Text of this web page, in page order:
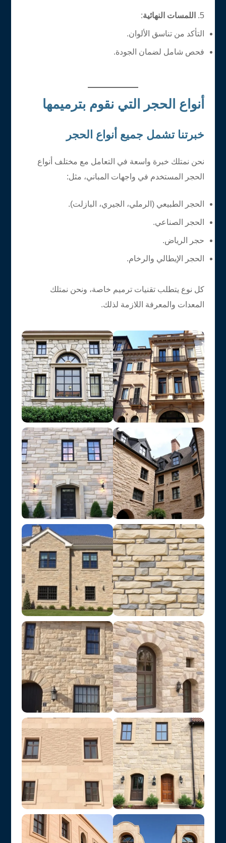
اللمسات النهائية:
التأكد من تناسق الألوان.
فحص شامل لضمان الجودة.
أنواع الحجر التي نقوم بترميمها
خبرتنا تشمل جميع أنواع الحجر
نحن نمتلك خبرة واسعة في التعامل مع مختلف أنواع
الحجر المستخدم في واجهات المباني، مثل:
الحجر الطبيعي (الرملي، الجيري، البازلت).
الحجر الصناعي.
حجر الرياض.
الحجر الإيطالي والرخام.
كل نوع يتطلب تقنيات ترميم خاصة، ونحن نمتلك
المعدات والمعرفة اللازمة لذلك.